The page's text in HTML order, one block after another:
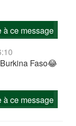
à ce message
Faso😂
à ce message